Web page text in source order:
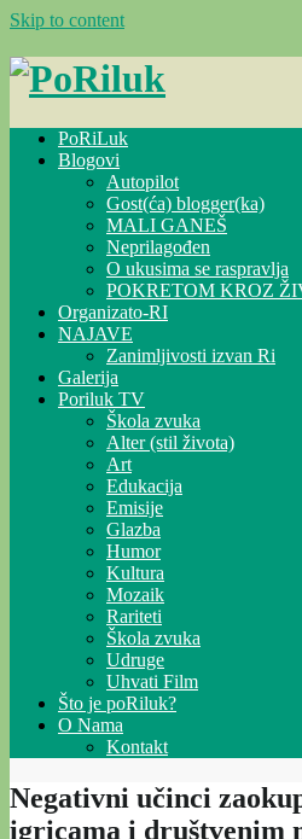
Skip to content
PoRiLuk
Blogovi
Autopilot
Gost(ća) blogger(ka)
MALI GANEŠ
Neprilagođen
O ukusima se raspravlja
POKRETOM KROZ
Organizato-RI
NAJAVE
Zanimljivosti izvan Ri
Galerija
Poriluk TV
Škola zvuka
Alter (stil života)
Art
Edukacija
Emisije
Glazba
Humor
Kultura
Mozaik
Rariteti
Škola zvuka
Udruge
Uhvati Film
Što je poRiluk?
O Nama
Kontakt
Negativni učinci
igricama i društvenim